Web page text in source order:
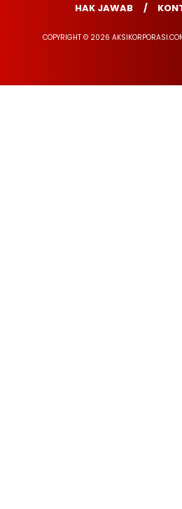
HAK JAWAB
COPYRIGHT © 2026